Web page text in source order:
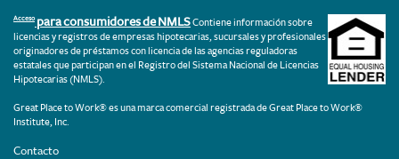
Accesopara consumidores de NMLSContiene información sobre
licencias y registros de empresas hipotecarias, sucursales y profesionales
originadores de préstamos con licencia de las agencias reguladoras
estatales que participan en el Registro del Sistema Nacional de Licencias
Hipotecarias (NMLS).
Great Place to Work® es una marca comercial registrada de Great Place to Work®
Institute, Inc.
Contacto